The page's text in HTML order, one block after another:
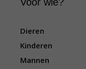
Dieren
Kinderen
Mannen